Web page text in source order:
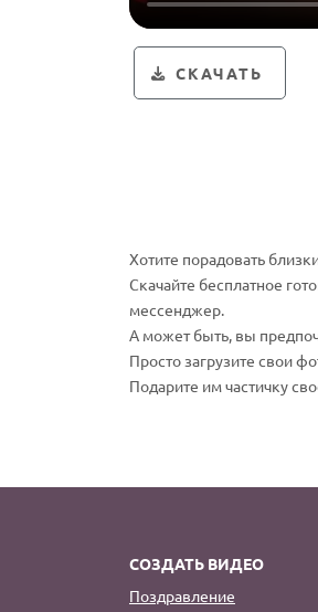
СКАЧАТЬ
Хотите порадовать
Скачайте бесплатное
мессенджер.
А может быть, вы
Просто загрузите свои
Подарите им частичку
СОЗДАТЬ ВИДЕО
Поздравление